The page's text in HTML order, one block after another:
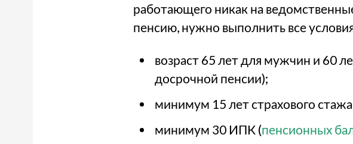
работающего никак на
пенсию, нужно выполнить все
возраст 65 лет для мужчин и 60
досрочной пенсии);
минимум 15 лет страхового
минимум 30 ИПК (пенсионных